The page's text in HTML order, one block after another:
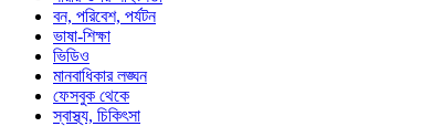
বন, পরিবেশ, পর্যটন
ভাষা-শিক্ষা
ভিডিও
মানবাধিকার লঙ্ঘন
ফেসবুক থেকে
স্বাস্থ্য, চিকিৎসা